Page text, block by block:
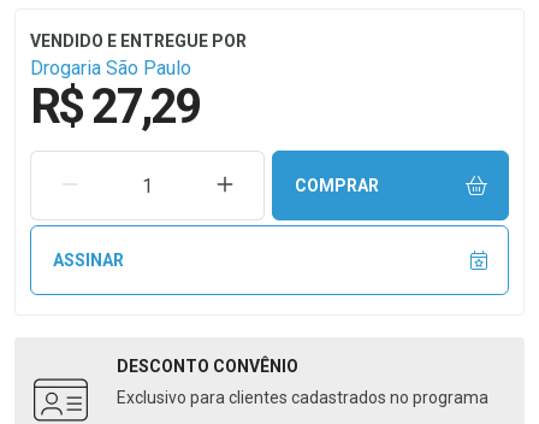
Drogaria São Paulo
R$ 27,29
REMOVER UMA UNIDADEAUMENTAR UMA UNIDADE
COMPRAR
ASSINAR
DESCONTO CONVÊNIO
Exclusivo para clientes cadastrados no programa